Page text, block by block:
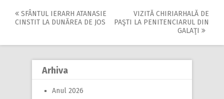
Post
navigation
SFÂNTUL IERARH ATANASIE
CINSTIT LA DUNĂREA DE JOS
VIZITĂ CHIRIARHALĂ DE
PAŞTI LA PENITENCIARUL DIN
GALAŢI
Arhiva
Anul 2026